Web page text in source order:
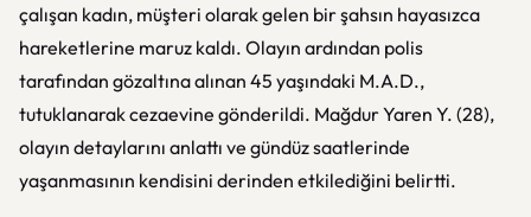
çalışan kadın, müşteri olarak gelen bir şahsın hayasızca
hareketlerine maruz kaldı. Olayın ardından polis
tarafından gözaltına alınan 45 yaşındaki M.A.D.,
tutuklanarak cezaevine gönderildi. Mağdur Yaren Y. (28),
olayın detaylarını anlattı ve gündüz saatlerinde
yaşanmasının kendisini derinden etkilediğini belirtti.